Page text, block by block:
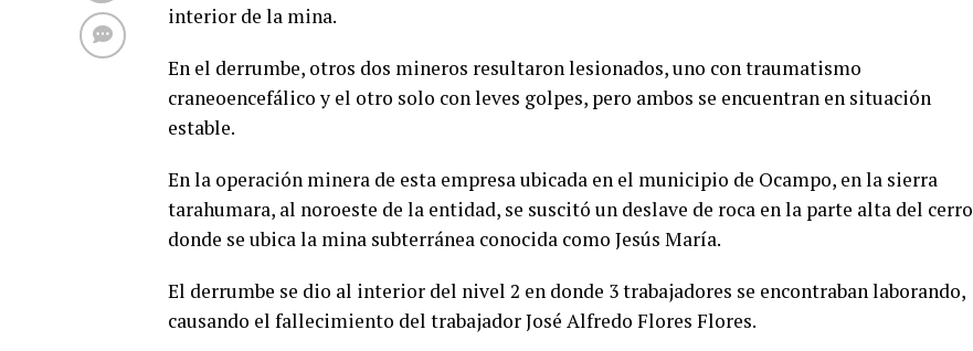
interior de la mina.
En el derrumbe, otros dos mineros resultaron lesionados, uno con traumatismo
craneoencefálico y el otro solo con leves golpes, pero ambos se encuentran en situación
estable.
En la operación minera de esta empresa ubicada en el municipio de Ocampo, en la sierra
tarahumara, al noroeste de la entidad, se suscitó un deslave de roca en la parte alta del cerro
donde se ubica la mina subterránea conocida como Jesús María.
El derrumbe se dio al interior del nivel 2 en donde 3 trabajadores se encontraban laborando,
causando el fallecimiento del trabajador José Alfredo Flores Flores.